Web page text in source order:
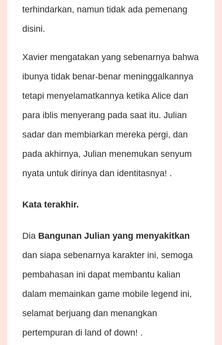
terhindarkan, namun tidak ada pemenang
disini.
Xavier mengatakan yang sebenarnya bahwa
ibunya tidak benar-benar meninggalkannya
tetapi menyelamatkannya ketika Alice dan
para iblis menyerang pada saat itu. Julian
sadar dan membiarkan mereka pergi, dan
pada akhirnya, Julian menemukan senyum
nyata untuk dirinya dan identitasnya! .
Kata terakhir.
Dia Bangunan Julian yang menyakitkan
dan siapa sebenarnya karakter ini, semoga
pembahasan ini dapat membantu kalian
dalam memainkan game mobile legend ini,
selamat berjuang dan menangkan
pertempuran di land of down! .